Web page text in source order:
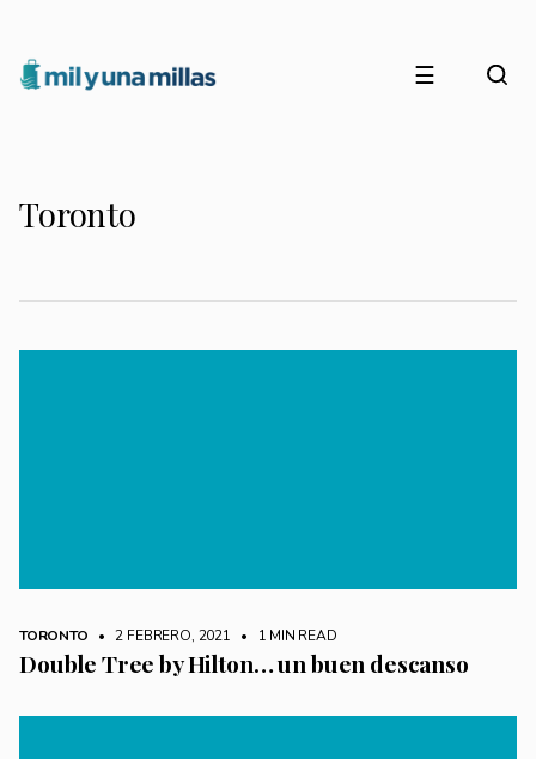
☰
Toronto
TORONTO • 2 FEBRERO, 2021 • 1 MIN READ
Double Tree by Hilton… un buen descanso